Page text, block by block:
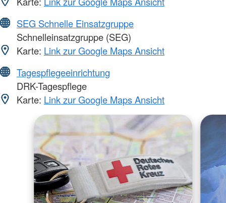
SEG Schnelle Einsatzgruppe
Schnelleinsatzgruppe (SEG)
Karte: Link zur Google Maps Ansicht
Tagespflegeeinrichtung
DRK-Tagespflege
Karte: Link zur Google Maps Ansicht